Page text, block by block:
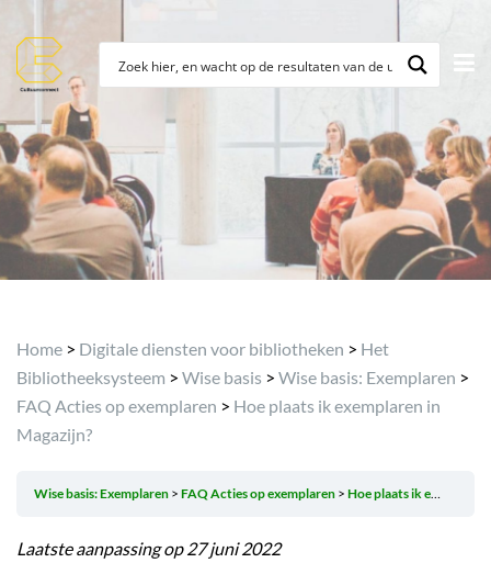
Archief
Home > Digitale diensten voor bibliotheken > Het
Bibliotheeksysteem > Wise basis > Wise basis: Exemplaren >
FAQ Acties op exemplaren > Hoe plaats ik exemplaren in
Magazijn?
Wise basis: Exemplaren FAQ Acties op exemplaren Hoe plaats ik exemplaren in Magazijn?
Laatste aanpassing op 27 juni 2022